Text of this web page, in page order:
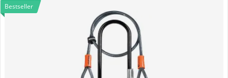
Bestseller